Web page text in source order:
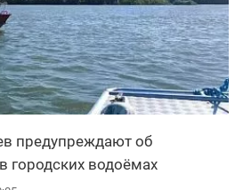
предупреждают об
городских водоёмах